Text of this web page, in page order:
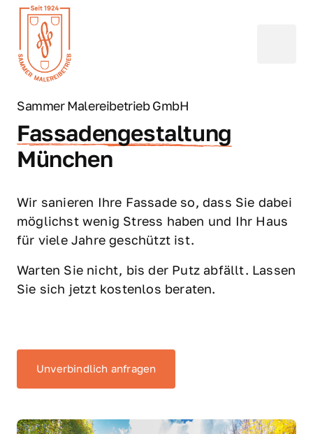
Sammer Malereibetrieb GmbH
Fassadengestaltung
München
Wir sanieren Ihre Fassade so, dass Sie dabei
möglichst wenig Stress haben und Ihr Haus
für viele Jahre geschützt ist.
Warten Sie nicht, bis der Putz abfällt. Lassen
Sie sich jetzt kostenlos beraten.
Unverbindlich anfragen